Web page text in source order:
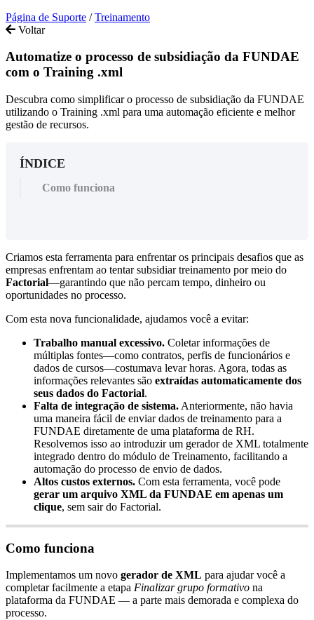
Página de Suporte / Treinamento
Voltar
Automatize o processo de subsidiação da FUNDAE
com o Training .xml
Descubra como simplificar o processo de subsidiação da FUNDAE
utilizando o Training .xml para uma automação eficiente e melhor
gestão de recursos.
ÍNDICE
Como funciona
Criamos esta ferramenta para enfrentar os principais desafios que as
empresas enfrentam ao tentar subsidiar treinamento por meio do
Factorial—garantindo que não percam tempo, dinheiro ou
oportunidades no processo.
Com esta nova funcionalidade, ajudamos você a evitar:
Trabalho manual excessivo. Coletar informações de
múltiplas fontes—como contratos, perfis de funcionários e
dados de cursos—costumava levar horas. Agora, todas as
informações relevantes são extraídas automaticamente dos
seus dados do Factorial.
Falta de integração de sistema. Anteriormente, não havia
uma maneira fácil de enviar dados de treinamento para a
FUNDAE diretamente de uma plataforma de RH.
Resolvemos isso ao introduzir um gerador de XML totalmente
integrado dentro do módulo de Treinamento, facilitando a
automação do processo de envio de dados.
Altos custos externos. Com esta ferramenta, você pode
gerar um arquivo XML da FUNDAE em apenas um
clique, sem sair do Factorial.
Como funciona
Implementamos um novo gerador de XML para ajudar você a
completar facilmente a etapa Finalizar grupo formativo na
plataforma da FUNDAE — a parte mais demorada e complexa do
processo.